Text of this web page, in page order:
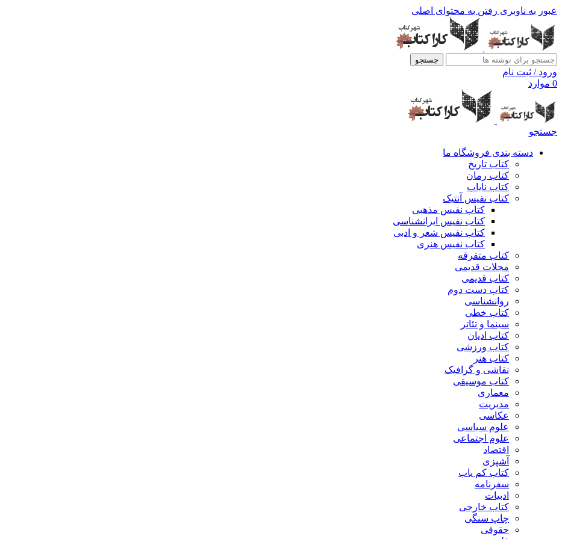
عبور به ناوبری رفتن به محتوای اصلی
جستجو
ورود / ثبت نام
0 موارد
جستجو
دسته بندی فروشگاه ما
کتاب تاریخ
کتاب رمان
کتاب نایاب
کتاب نفیس آنتیک
کتاب نفیس مذهبی
کتاب نفیس ایرانشناسی
کتاب نفیس شعر و ادبی
کتاب نفیس هنری
کتاب متفرقه
مجلات قدیمی
کتاب قدیمی
کتاب دست دوم
روانشناسی
کتاب خطی
سینما و تئاتر
کتاب ادیان
کتاب ورزشی
کتاب هنر
نقاشی و گرافیک
کتاب موسیقی
معماری
مدیریت
عکاسی
علوم سیاسی
علوم اجتماعی
اقتصاد
آشپزی
کتاب کم یاب
سفرنامه
ادبیات
کتاب خارجی
چاپ سنگی
حقوقی